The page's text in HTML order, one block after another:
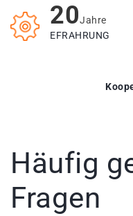
20Jahre
EFRAHRUNG
Häufig
Fragen